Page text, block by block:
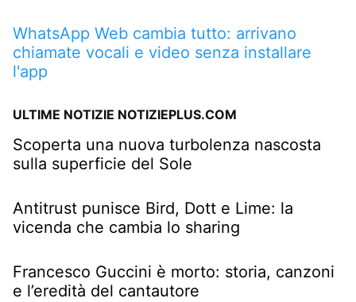
WhatsApp Web cambia tutto: arrivano
chiamate vocali e video senza installare
l'app
ULTIME NOTIZIE NOTIZIEPLUS.COM
Scoperta una nuova turbolenza nascosta
sulla superficie del Sole
Antitrust punisce Bird, Dott e Lime: la
vicenda che cambia lo sharing
Francesco Guccini è morto: storia, canzoni
e l’eredità del cantautore